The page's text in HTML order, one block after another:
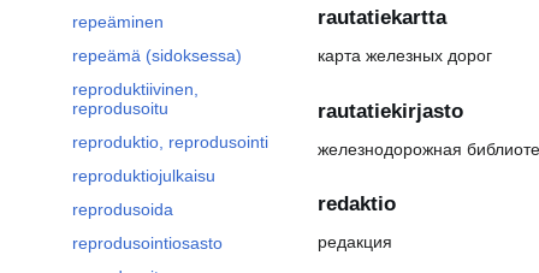
repeäminen
repeämä (sidoksessa)
reproduktiivinen,
reprodusoitu
reproduktio, reprodusointi
reproduktiojulkaisu
reprodusoida
reprodusointiosasto
rautatiekartta
карта железных дорог
rautatiekirjasto
железнодорожная
redaktio
редакция